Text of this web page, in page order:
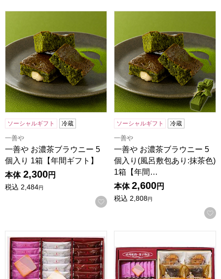
ソーシャルギフト 冷蔵
一善や
一善や お濃茶ブラウニー 5
個入り 1箱【年間ギフト】
本体 2,300円
税込 2,484円
お気に入りに登録する
ソーシャルギフト 冷蔵
一善や
一善や お濃茶ブラウニー 5
個入り(風呂敷包あり:抹茶色)
1箱【年間…
本体 2,600円
税込 2,808円
神戸スイーツポート ラングドシャKOBE[MR-30]【年間ギフ